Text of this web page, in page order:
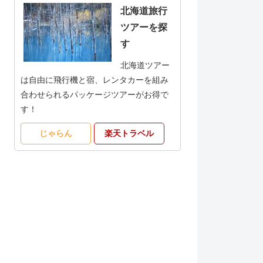
北海道旅行
ツアーを探
す
北海道ツアー
は自由に飛行機と宿、レンタカーを組み
合わせられるパッケージツアーがお得で
す！
じゃらん 楽天トラベル